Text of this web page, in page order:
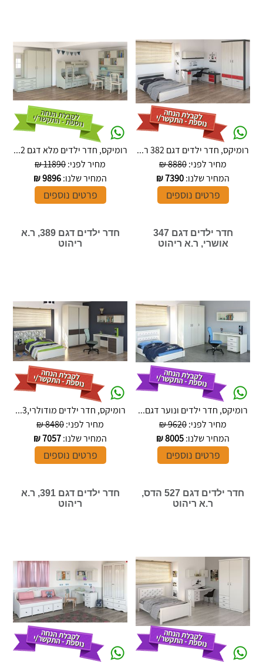
רומיקס, חדר ילדים דגם 382 ר...
מחיר לפני:8880 ₪
המחיר שלנו:7390
₪
פרטים נוספים
רומיקס, חדר ילדים מלא דגם 2...
מחיר לפני:11890 ₪
המחיר שלנו:9896
₪
פרטים נוספים
חדר ילדים דגם 347
אושרי, ר.א ריהוט
רומיקס, חדר ילדים ונוער דגם...
מחיר לפני:9620 ₪
המחיר שלנו:8005
₪
פרטים נוספים
חדר ילדים דגם 389, ר.א
ריהוט
רומיקס, חדר ילדים מודולרי,3...
מחיר לפני:8480 ₪
המחיר שלנו:7057
₪
פרטים נוספים
חדר ילדים דגם 527 הדס,
ר.א ריהוט
חדר ילדים דגם 391, ר.א
ריהוט